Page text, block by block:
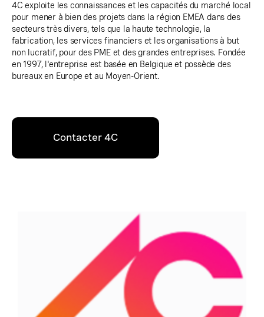
4C exploite les connaissances et les capacités du marché local
pour mener à bien des projets dans la région EMEA dans des
secteurs très divers, tels que la haute technologie, la
fabrication, les services financiers et les organisations à but
non lucratif, pour des PME et des grandes entreprises. Fondée
en 1997, l'entreprise est basée en Belgique et possède des
bureaux en Europe et au Moyen-Orient.
Contacter 4C